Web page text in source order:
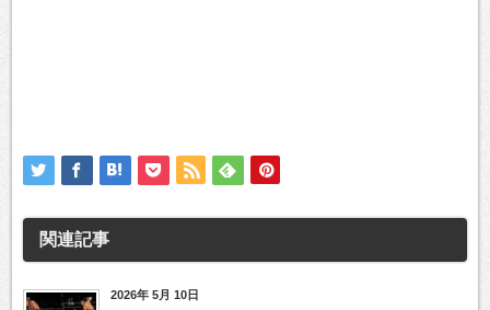
関連記事
2026年 5月 10日